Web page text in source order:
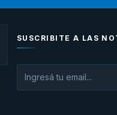
SUSCRIBITE A LAS